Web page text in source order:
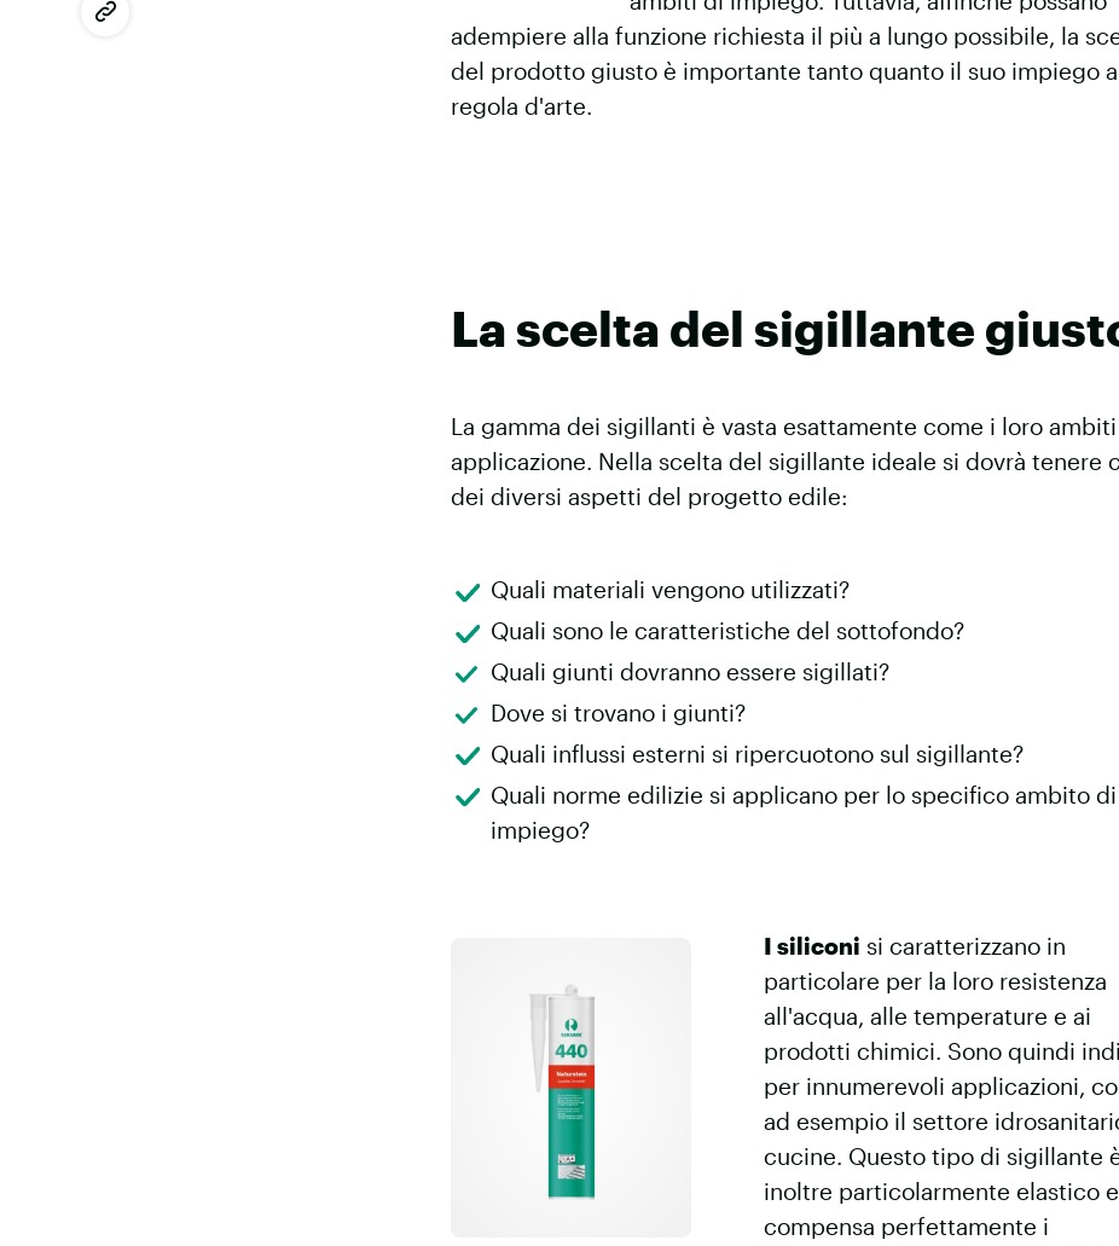
adempiere alla funzione richiesta il più a lungo possibile, la
del prodotto giusto è importante tanto quanto il suo impiego a
regola d'arte.
La scelta del sigillante
La gamma dei sigillanti è vasta esattamente come i loro
applicazione. Nella scelta del sigillante ideale si dovrà tenere
dei diversi aspetti del progetto edile:
Quali materiali vengono utilizzati?
Quali sono le caratteristiche del sottofondo?
Quali giunti dovranno essere sigillati?
Dove si trovano i giunti?
Quali influssi esterni si ripercuotono sul sigillante?
Quali norme edilizie si applicano per lo specifico ambito di
impiego?
I siliconi si caratterizzano in
particolare per la loro resistenza
all'acqua, alle temperature e ai
prodotti chimici. Sono quindi
per innumerevoli applicazioni,
ad esempio il settore
cucine. Questo tipo di sigillante
inoltre particolarmente elastico e
compensa perfettamente i